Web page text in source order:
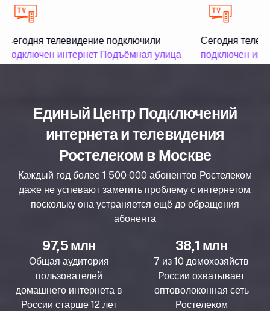
Сегодня телевидение подключили
подключен интернет Подъёмная улица
Сегодня
подключен
Единый Центр Подключений
интернета и телевидения
Ростелеком в Москве
Каждый год более 1 500 000 абонентов Ростелеком
даже не успевают заметить проблему с интернетом,
поскольку она устраняется ещё до обращения
абонента
97,5 млн
Общая аудитория
пользователей
домашнего интернета в
России старше 12 лет
38,1 млн
7 из 10 домохозяйств
России охватывает
оптоволоконная сеть
Ростелеком